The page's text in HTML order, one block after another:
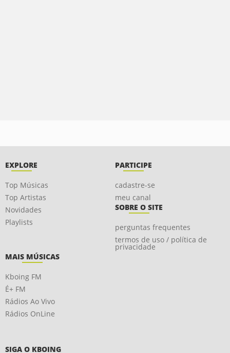
EXPLORE
Top Músicas
Top Artistas
Novidades
Playlists
PARTICIPE
cadastre-se
meu canal
SOBRE O SITE
perguntas frequentes
termos de uso / política de
privacidade
MAIS MÚSICAS
Kboing FM
É+ FM
Rádios Ao Vivo
Rádios OnLine
SIGA O KBOING